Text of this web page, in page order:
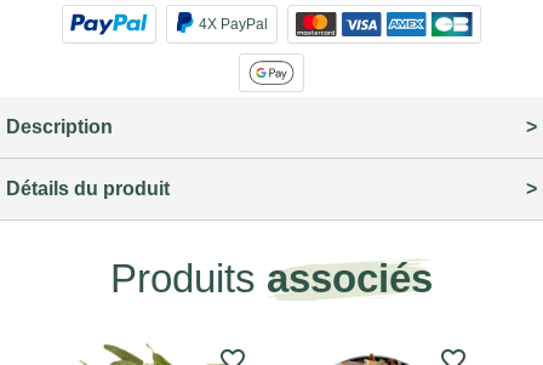
4X PayPal
Description
Détails du produit
Produits associés